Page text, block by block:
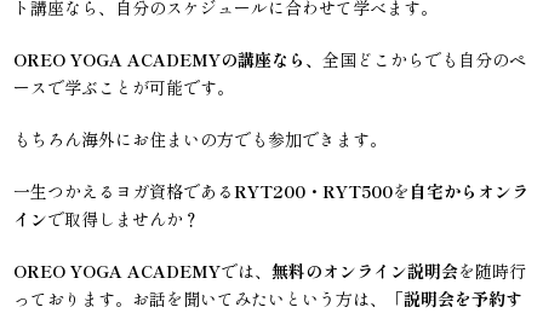
ト講座なら、自分のスケジュールに合わせて学べます。
OREO YOGA ACADEMYの講座なら、全国どこからでも自分のペ
ースで学ぶことが可能です。
もちろん海外にお住まいの方でも参加できます。
一生つかえるヨガ資格であるRYT200・RYT500を 自宅からオンラ
インで取得しませんか？
OREO YOGA ACADEMYでは、無料のオンライン説明会を随時行
っております。お話を聞いてみたいという方は、「説明会を予約す